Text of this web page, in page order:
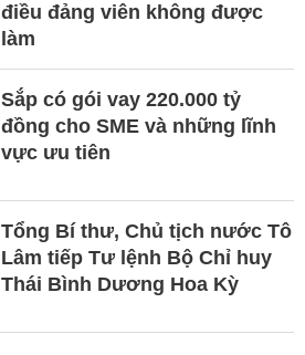
điều đảng viên không được
làm
Sắp có gói vay 220.000 tỷ
đồng cho SME và những lĩnh
vực ưu tiên
Tổng Bí thư, Chủ tịch nước Tô
Lâm tiếp Tư lệnh Bộ Chỉ huy
Thái Bình Dương Hoa Kỳ